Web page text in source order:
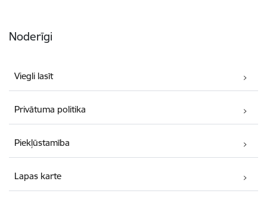
Noderīgi
Viegli lasīt
Privātuma politika
Piekļūstamība
Lapas karte